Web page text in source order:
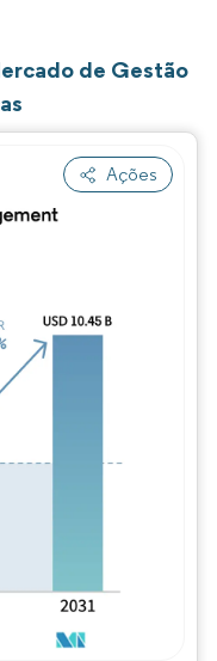
de Gestão
Ações
Mordor Intelligence. O reuso